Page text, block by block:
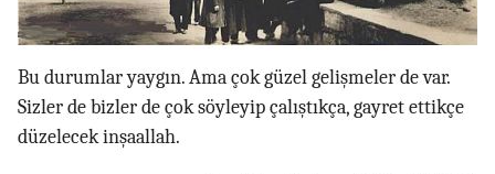
Bu durumlar yaygın. Ama çok güzel gelişmeler de var.
Sizler de bizler de çok söyleyip çalıştıkça, gayret ettikçe
düzelecek inşaallah.